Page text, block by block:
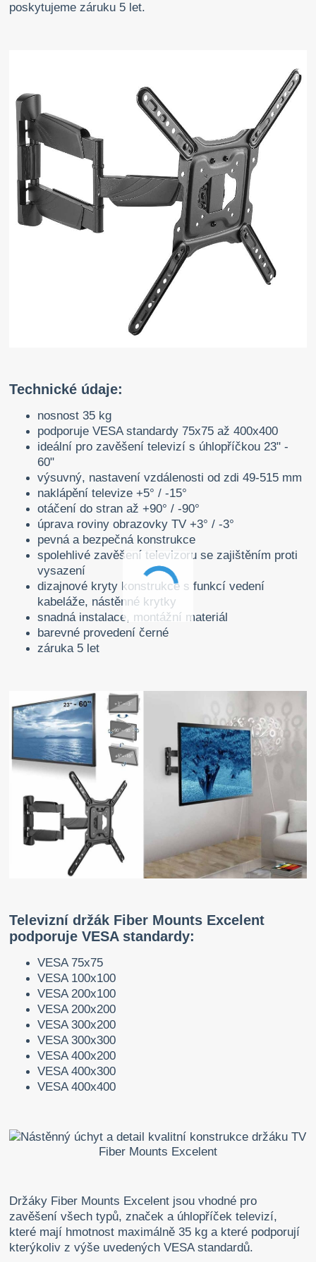
poskytujeme záruku 5 let.
Technické údaje:
nosnost 35 kg
podporuje VESA standardy 75x75 až 400x400
ideální pro zavěšení televizí s úhlopříčkou 23" -
60"
výsuvný, nastavení vzdálenosti od zdi 49-515 mm
naklápění televize +5° / -15°
otáčení do stran až +90° / -90°
úprava roviny obrazovky TV +3° / -3°
pevná a bezpečná konstrukce
spolehlivé zavěšení televizoru se zajištěním proti
vysazení
dizajnové kryty konstrukce s funkcí vedení
kabeláže, nástěnné krytky
snadná instalace, montážní materiál
barevné provedení černé
záruka 5 let
Televizní držák Fiber Mounts Excelent
podporuje VESA standardy:
VESA 75x75
VESA 100x100
VESA 200x100
VESA 200x200
VESA 300x200
VESA 300x300
VESA 400x200
VESA 400x300
VESA 400x400
Držáky Fiber Mounts Excelent jsou vhodné pro
zavěšení všech typů, značek a úhlopříček televizí,
které mají hmotnost maximálně 35 kg a které podporují
kterýkoliv z výše uvedených VESA standardů.